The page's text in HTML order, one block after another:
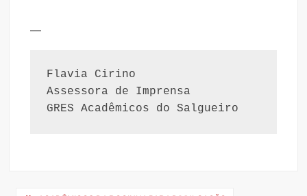
—
Flavia Cirino
Assessora de Imprensa
GRES Acadêmicos do Salgueiro